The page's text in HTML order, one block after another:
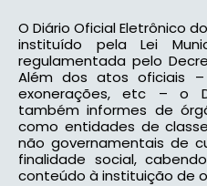
O Diário Oficial Eletrônico
instituído pela Lei
regulamentada pelo
Além dos atos oficiais –
exonerações, etc – o
também informes de
como entidades de
não governamentais de
finalidade social,
conteúdo à instituição de